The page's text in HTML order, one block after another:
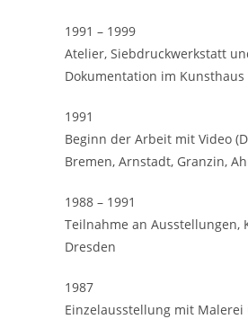
1991 – 1999
Atelier, Siebdruckwerkstatt
Dokumentation im Kunsthaus
1991
Beginn der Arbeit mit Video
Bremen, Arnstadt, Granzin,
1988 – 1991
Teilnahme an Ausstellungen,
Dresden
1987
Einzelausstellung mit Malerei